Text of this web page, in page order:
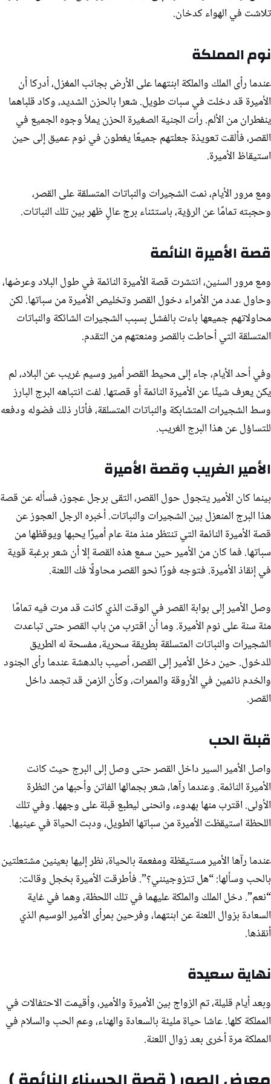
تلاشت في الهواء كدخان.
نوم المملكة
عندما رأى الملك والملكة ابنتهما على الأرض بجانب المغزل، أدركا أن
الأميرة قد دخلت في سبات طويل. شعرا بالحزن الشديد، وكاد قلباهما
ينفطران من الألم. رأت الجنية الصغيرة الحزن يملأ وجوه الجميع في
القصر، فألقت تعويذة جعلتهم جميعًا يغطون في نوم عميق إلى حين
استيقاظ الأميرة.
ومع مرور الأيام، نمت الشجيرات والنباتات المتسلقة على القصر،
وحجبته تمامًا عن الرؤية، باستثناء برج عالٍ ظهر بين تلك النباتات.
قصة الأميرة النائمة
ومع مرور السنين، انتشرت قصة الأميرة النائمة في طول البلاد وعرضها،
وحاول عدد من الأمراء دخول القصر وتخليص الأميرة من سباتها. لكن
محاولاتهم جميعها باءت بالفشل بسبب الشجيرات الشائكة والنباتات
المتسلقة التي أحاطت بالقصر ومنعتهم من التقدم.
وفي أحد الأيام، جاء إلى محيط القصر أمير وسيم غريب عن البلاد، لم
يكن يعرف شيئًا عن الأميرة النائمة أو قصتها. لفت انتباهه البرج البارز
وسط الشجيرات المتشابكة والنباتات المتسلقة، فأثار ذلك فضوله ودفعه
للتساؤل عن هذا البرج الغريب.
الأمير الغريب وقصة الأميرة
بينما كان الأمير يتجول حول القصر، التقى برجل عجوز، فسأله عن قصة
هذا البرج المنعزل بين الشجيرات والنباتات. أخبره الرجل العجوز عن
قصة الأميرة النائمة التي تنتظر منذ مئة عام أميرًا يحبها ويوقظها من
سباتها. فما كان من الأمير حين سمع هذه القصة إلا أن شعر برغبة قوية
في إنقاذ الأميرة. فتوجه فورًا نحو القصر محاولًا فك اللعنة.
وصل الأمير إلى بوابة القصر في الوقت الذي كانت قد مرت فيه تمامًا
مئة سنة على نوم الأميرة. وما أن اقترب من باب القصر حتى تباعدت
الشجيرات والنباتات المتسلقة بطريقة سحرية، مفسحة له الطريق
للدخول. حين دخل الأمير إلى القصر، أصيب بالدهشة عندما رأى الجنود
والخدم نائمين في الأروقة والممرات، وكأن الزمن قد تجمد داخل
القصر.
قبلة الحب
واصل الأمير السير داخل القصر حتى وصل إلى البرج حيث كانت
الأميرة النائمة. وعندما رآها، شعر بجمالها الفاتن وأحبها من النظرة
الأولى. اقترب منها بهدوء، وانحنى ليطبع قبلة على وجهها. وفي تلك
اللحظة استيقظت الأميرة من سباتها الطويل، ودبت الحياة في عينيها.
عندما رآها الأمير مستيقظة ومفعمة بالحياة، نظر إليها بعينين مشتعلتين
بالحب وسألها: “هل تتزوجينني؟”. فأطرقت الأميرة بخجل وقالت:
“نعم”. دخل الملك والملكة عليهما في تلك اللحظة، وهما في غاية
السعادة بزوال اللعنة عن ابنتهما، وفرحين بمرأى الأمير الوسيم الذي
أنقذها.
نهاية سعيدة
وبعد أيام قليلة، تم الزواج بين الأميرة والأمير، وأقيمت الاحتفالات في
المملكة كلها. عاشا حياة مليئة بالسعادة والهناء، وعم الحب والسلام في
المملكة مرة أخرى بعد زوال اللعنة.